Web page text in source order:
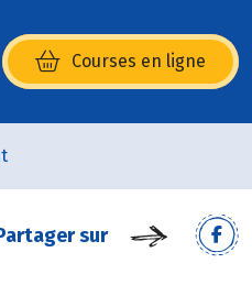
Courses en ligne
fenêtre)
sur